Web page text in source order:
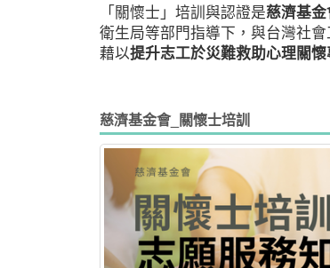
「關懷士」培訓與認證是慈濟基
衛生局等部門指導下，與台灣社
藉以提升志工於災難救助心理關
慈濟基金會_關懷士培訓